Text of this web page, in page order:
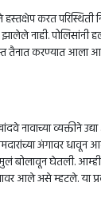
करत परिस्थिती
झालेले नाही.
तैनात करण्यात आला
नावाच्या व्यक्तीने
अंगावरधावून
बोलावून घेतली.
आले असे म्हटले. या